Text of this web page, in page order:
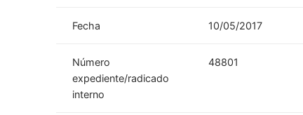
Fecha 10/05/2017
Número
expediente/radicado
interno
48801